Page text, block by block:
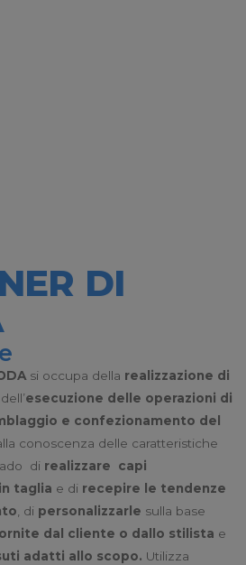
DI
si occupa della realizzazione di
esecuzione delle operazioni di
e confezionamento del
conoscenza delle caratteristiche
di realizzare capi
taglia e di recepire le tendenze
, di personalizzarle sulla base
dal cliente o dallo stilista e
adatti allo scopo. Utilizza